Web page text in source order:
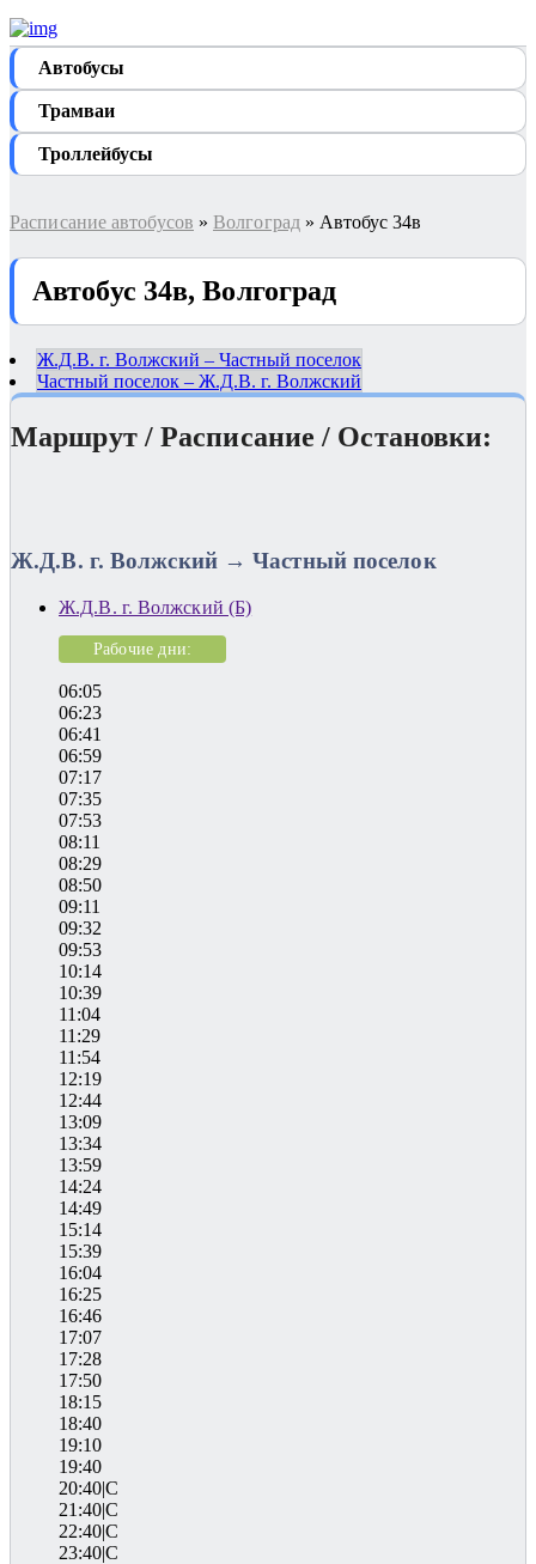
Автобуcы
Трамваи
Троллейбусы
Расписание автобусов » Волгоград » Автобус 34в
Автобус 34в, Волгоград
Ж.Д.В. г. Волжский – Частный поселок
Частный поселок – Ж.Д.В. г. Волжский
Маршрут / Расписание / Остановки:
Ж.Д.В. г. Волжский → Частный поселок
Ж.Д.В. г. Волжский (Б)
Рабочие дни:
06:05
06:23
06:41
06:59
07:17
07:35
07:53
08:11
08:29
08:50
09:11
09:32
09:53
10:14
10:39
11:04
11:29
11:54
12:19
12:44
13:09
13:34
13:59
14:24
14:49
15:14
15:39
16:04
16:25
16:46
17:07
17:28
17:50
18:15
18:40
19:10
19:40
20:40|C
21:40|C
22:40|C
23:40|C